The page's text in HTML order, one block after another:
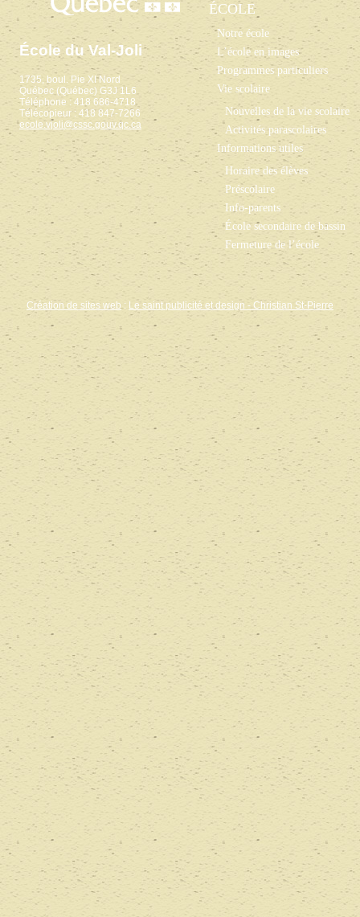
École du Val-Joli
1735, boul. Pie XI Nord
Québec (Québec) G3J 1L6
Téléphone : 418 686-4718
Télécopieur : 418 847-7266
ecole.vjoli@cssc.gouv.qc.ca
ÉCOLE
Notre école
L’école en images
Programmes particuliers
Vie scolaire
Nouvelles de la vie scolaire
Activités parascolaires
Informations utiles
Horaire des élèves
Préscolaire
Info-parents
École secondaire de bassin
Fermeture de l’école
Création de sites web: Le saint publicité et design - Christian St-Pierre